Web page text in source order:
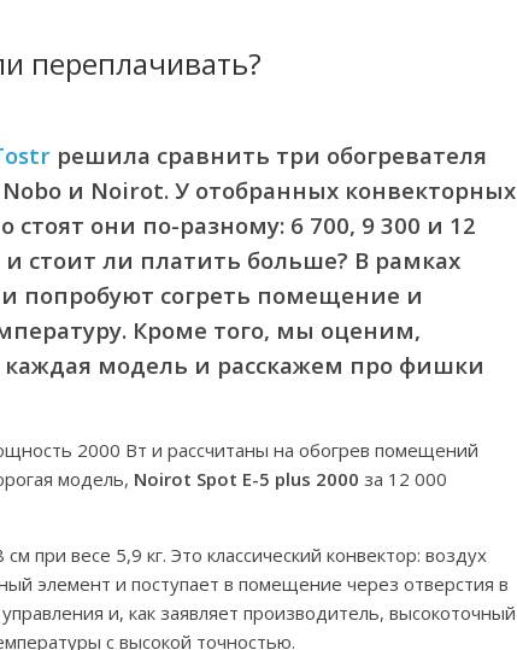
переплачивать?
решила сравнить три обогревателя
и Noirot. У отобранных конвекторных
они по-разному: 6 700, 9 300 и 12
стоит ли платить больше? В рамках
попробуют согреть помещение и
Кроме того, мы оценим,
каждая модель и расскажем про фишки
2000 Вт и рассчитаны на обогрев помещений
модель, Noirot Spot E-5 plus 2000 за 12 000
при весе 5,9 кг. Это классический конвектор: воздух
элемент и поступает в помещение через отверстия в
и, как заявляет производитель, высокоточный
с высокой точностью.